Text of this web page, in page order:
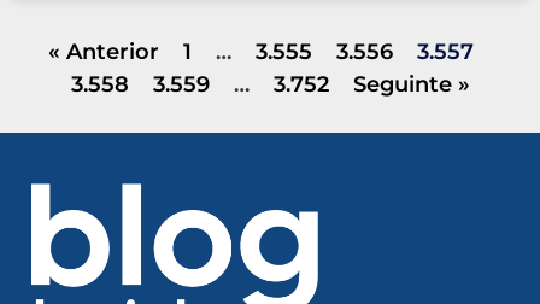
« Anterior 1 … 3.555 3.556
3.557
3.558
3.559 … 3.752 Seguinte »